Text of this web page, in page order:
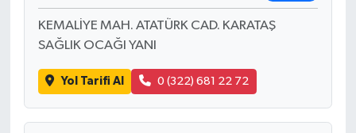
KEMALİYE MAH. ATATÜRK CAD. KARATAŞ
SAĞLIK OCAĞI YANI
Yol Tarifi Al 0 (322) 681 22 72